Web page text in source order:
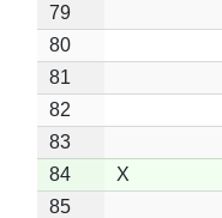
79
80
81
82
83
84
X
85